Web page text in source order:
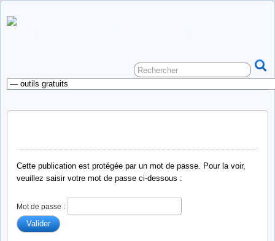
Cette publication est protégée par un mot de passe. Pour la voir,
veuillez saisir votre mot de passe ci-dessous :
Mot de passe :